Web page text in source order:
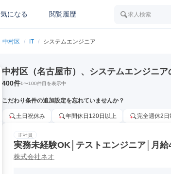
気になる 閲覧履歴 求人検索
中村区 / IT / システムエンジニア
中村区（名古屋市）、システムエンジニ
400件1〜100件目を表示中
こだわり条件の追加設定を忘れていませんか？
土日祝休み 年間休日120日以上 完全週休2日
正社員
実務未経験OK│テストエンジニア│月給
株式会社ネオ